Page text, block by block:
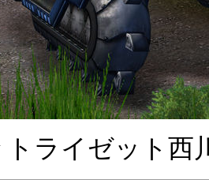
トライゼット西